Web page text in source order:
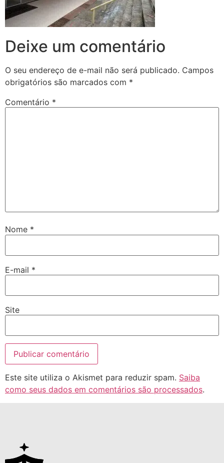
Deixe um comentário
O seu endereço de e-mail não será publicado. Campos
obrigatórios são marcados com *
Comentário *
Nome *
E-mail *
Site
Este site utiliza o Akismet para reduzir spam. Saiba
como seus dados em comentários são processados.